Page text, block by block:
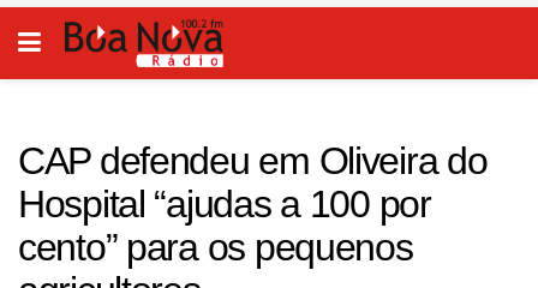
CAP defendeu em Oliveira do
Hospital “ajudas a 100 por
cento” para os pequenos